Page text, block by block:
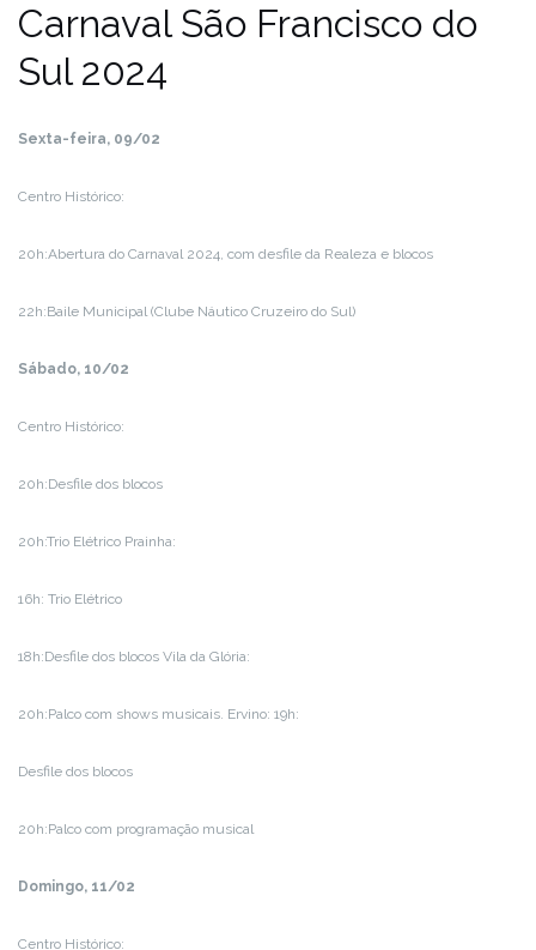
Carnaval São Francisco do
Sul 2024
Sexta-feira, 09/02
Centro Histórico:
20h:Abertura do Carnaval 2024, com desfile da Realeza e blocos
22h:Baile Municipal (Clube Náutico Cruzeiro do Sul)
Sábado, 10/02
Centro Histórico:
20h:Desfile dos blocos
20h:Trio Elétrico Prainha:
16h: Trio Elétrico
18h:Desfile dos blocos Vila da Glória:
20h:Palco com shows musicais. Ervino: 19h:
Desfile dos blocos
20h:Palco com programação musical
Domingo, 11/02
Centro Histórico: